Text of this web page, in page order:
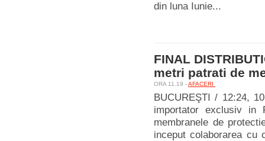
din luna Iunie...
FINAL
metri patrati de
ORA 11.19 -AFACERI
BUCUREŞTI / 12:24,
importator exclusiv in
membranele de
inceput colaborarea cu